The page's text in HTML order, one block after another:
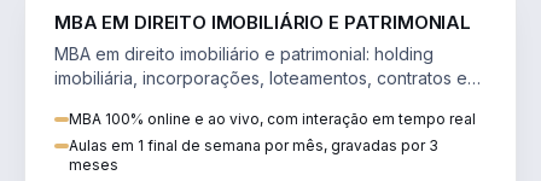
MBA EM DIREITO IMOBILIÁRIO E PATRIMONIAL
MBA em direito imobiliário e patrimonial: holding
imobiliária, incorporações, loteamentos, contratos e
MBA 100% online e ao vivo, com interação em tempo real
Aulas em 1 final de semana por mês, gravadas por 3
meses